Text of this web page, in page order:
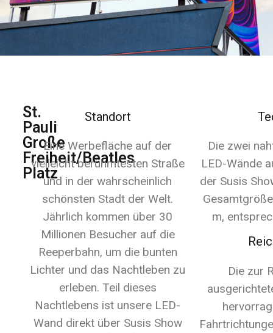
St.
Pauli
Große
Freiheit/Beatles
Platz
Standort
Eine Werbefläche auf der
vielleicht berühmtesten Straße
und in der wahrscheinlich
schönsten Stadt der Welt.
Jährlich kommen über 30
Millionen Besucher auf die
Reeperbahn, um die bunten
Lichter und das Nachtleben zu
erleben. Teil dieses
Nachtlebens ist unsere LED-
Wand direkt über Susis Show
Die zwei
LED-Wände
der Susis
m,
Die zur